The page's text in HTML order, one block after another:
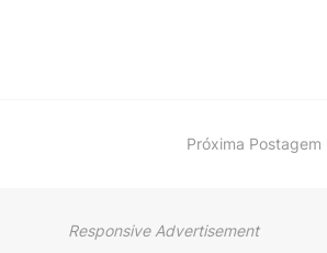
Próxima Postagem
Responsive Advertisement